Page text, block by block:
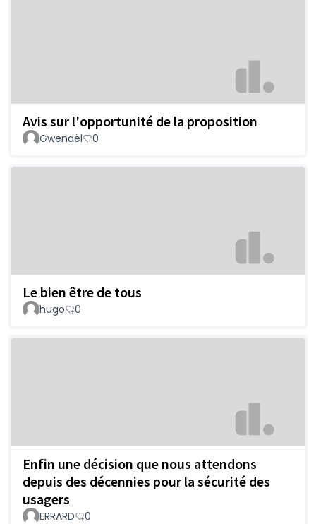
Avis sur l'opportunité de la proposition
Gwenaël 0
Le bien être de tous
hugo 0
Enfin une décision que nous attendons
depuis des décennies pour la sécurité des
usagers
ERRARD 0